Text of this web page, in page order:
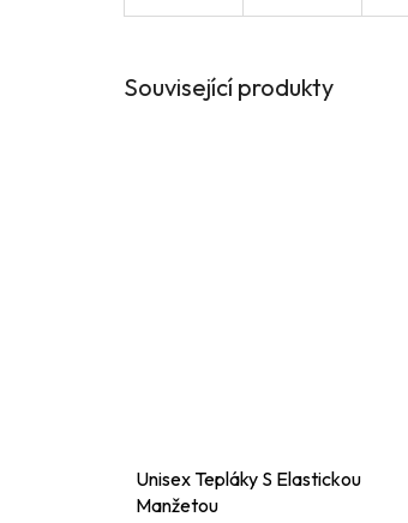
Související produkty
Unisex Tepláky S Elastickou
Manžetou